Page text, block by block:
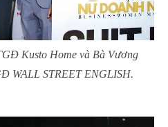
Kusto Home và Bà Vương
WALL STREET ENGLISH.